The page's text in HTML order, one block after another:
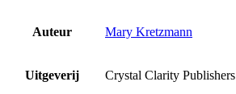
Auteur Mary Kretzmann
Uitgeverij Crystal Clarity Publishers